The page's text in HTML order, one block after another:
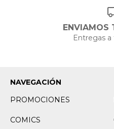
ENVIAMOS
Entregas
NAVEGACIÓN
PROMOCIONES
COMICS